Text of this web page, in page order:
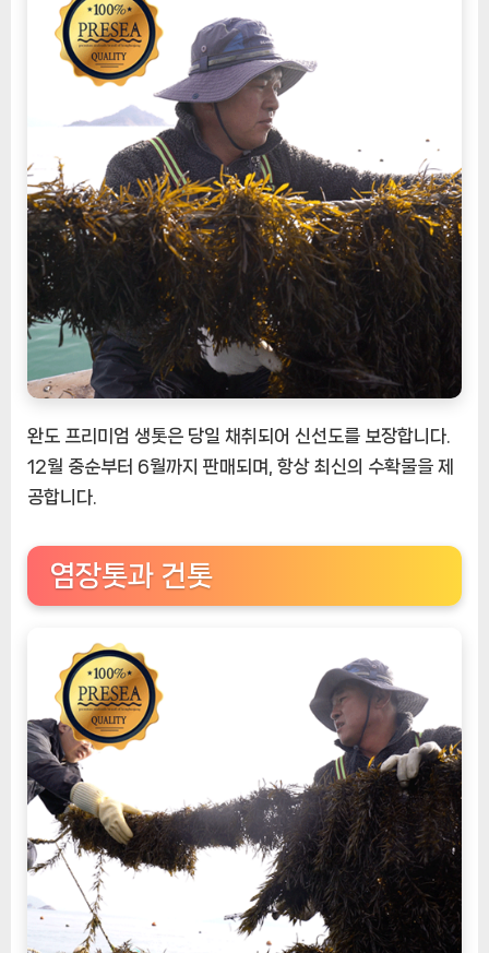
완도 프리미엄 생톳은 당일 채취되어 신선도를 보장합니다.
12월 중순부터 6월까지 판매되며, 항상 최신의 수확물을 제
공합니다.
염장톳과 건톳